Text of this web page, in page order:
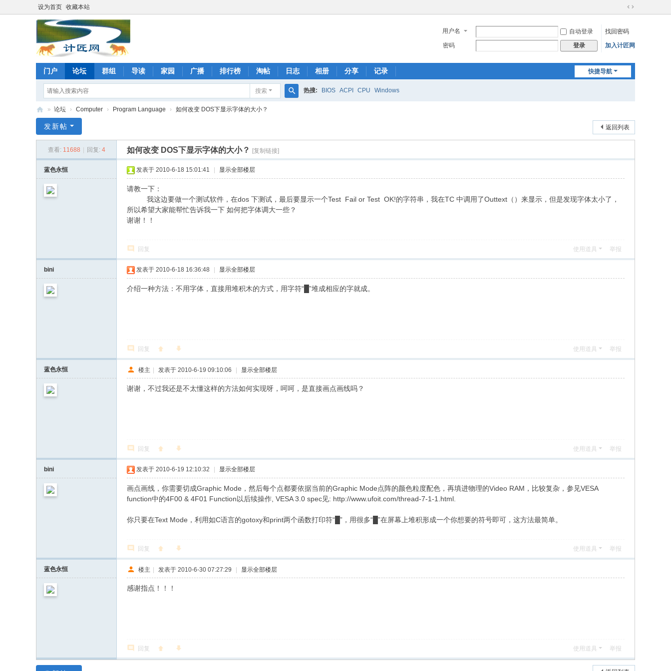
设为首页 收藏本站
切
到
宽
用户名 自动登录
找回密码
密码
登录 加入计匠网
快捷导航
门户 论坛 群组 导读 家园 广播 排行榜 淘帖 日志 相册 分享 记录
搜索 热搜: BIOS ACPI CPU Windows
匠
» 论坛 › Computer › Program Language › 如何改变 DOS下显示字体的大小？
返回列表
发新帖
查看: 11688 回复: 4 如何改变 DOS下显示字体的大小？ [复制链接]
蓝色永恒 发表于 2010-6-18 15:01:41 显示全部楼层
请教一下：
我这边要做一个测试软件，在dos 下测试，最后要显示一个Test Fail or Test OK!的字符串，我在TC 中调用了Outtext（）来显示，但是发现字体太小了，
所以希望大家能帮忙告诉我一下 如何把字体调大一些？
谢谢！！
回复 使用道具 举报
bini 发表于 2010-6-18 16:36:48 显示全部楼层
介绍一种方法：不用字体，直接用堆积木的方式，用字符“█”堆成相应的字就成。
回复 使用道具 举报
蓝色永恒 楼主 | 发表于 2010-6-19 09:10:06 | 显示全部楼层
谢谢，不过我还是不太懂这样的方法如何实现呀，呵呵，是直接画点画线吗？
回复 使用道具 举报
bini 发表于 2010-6-19 12:10:32 显示全部楼层
画点画线，你需要切成Graphic Mode，然后每个点都要依据当前的Graphic Mode点阵的颜色粒度配色，再填进物理的Video RAM，比较复杂，参见VESA
function中的4F00 & 4F01 Function以后续操作, VESA 3.0 spec见: http://www.ufoit.com/thread-7-1-1.html.
你只要在Text Mode，利用如C语言的gotoxy和print两个函数打印符“█”，用很多“█”在屏幕上堆积形成一个你想要的符号即可，这方法最简单。
回复 使用道具 举报
蓝色永恒 楼主 | 发表于 2010-6-30 07:27:29 | 显示全部楼层
感谢指点！！！
回复 使用道具 举报